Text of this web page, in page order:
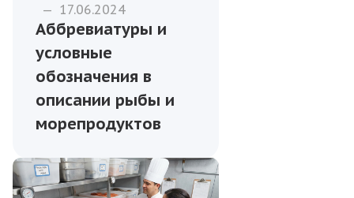
— 17.06.2024
Аббревиатуры и
условные
обозначения в
описании рыбы и
морепродуктов